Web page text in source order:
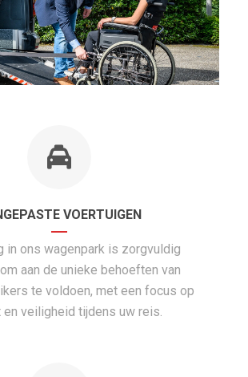
VOERTUIGEN
in ons wagenpark is zorgvuldig
aan de unieke behoeften van
te voldoen, met een focus op
veiligheid tijdens uw reis.